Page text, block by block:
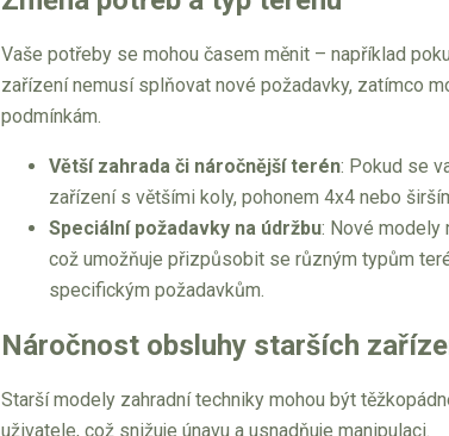
Vaše potřeby se mohou časem měnit – například
zařízení nemusí splňovat nové požadavky, zatímco
podmínkám.
Větší zahrada či náročnější terén: Pokud se
zařízení s většími koly, pohonem 4x4 nebo
Speciální požadavky na údržbu: Nové modely
což umožňuje přizpůsobit se různým typům
specifickým požadavkům.
Náročnost obsluhy starších
Starší modely zahradní techniky mohou být
uživatele, což snižuje únavu a usnadňuje manipulaci.